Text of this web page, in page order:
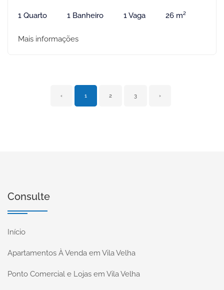
1 Quarto 1 Banheiro 1 Vaga 26 m²
Mais informações
‹ 1 2 3 ›
Consulte
Início
Apartamentos À Venda em Vila Velha
Ponto Comercial e Lojas em Vila Velha